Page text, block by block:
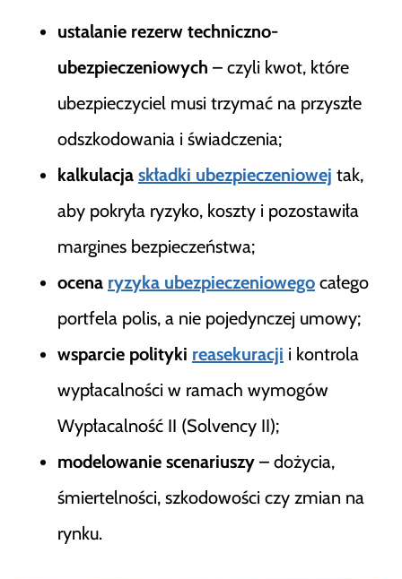
ustalanie rezerw techniczno-
ubezpieczeniowych – czyli kwot, które
ubezpieczyciel musi trzymać na przyszłe
odszkodowania i świadczenia;
kalkulacja składki ubezpieczeniowej tak,
aby pokryła ryzyko, koszty i pozostawiła
margines bezpieczeństwa;
ocena ryzyka ubezpieczeniowego całego
portfela polis, a nie pojedynczej umowy;
wsparcie polityki reasekuracji i kontrola
wypłacalności w ramach wymogów
Wypłacalność II (Solvency II);
modelowanie scenariuszy – dożycia,
śmiertelności, szkodowości czy zmian na
rynku.